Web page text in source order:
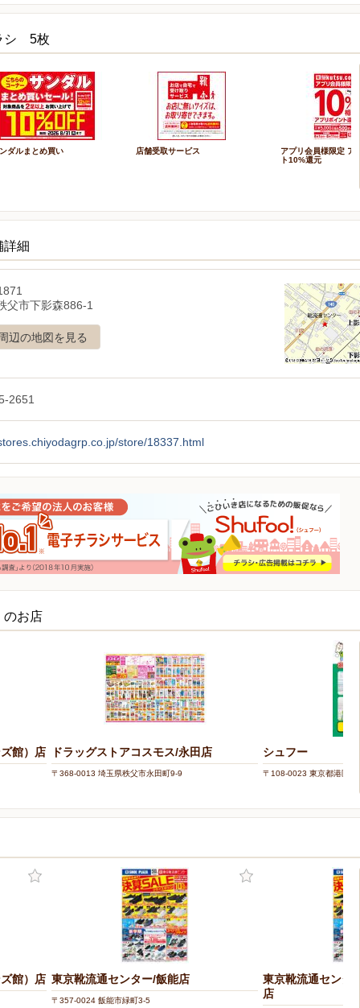
シ 5枚
ダルまとめ買い 店舗受取サービス
アプリ会員様限定 ア
ト10%還元
詳細
父市下影森886-1
辺の地図を見る
2651
store/18337.html
のお店
館）店 ドラッグストアコスモス/永田店
〒368-0013 埼玉県秩父市永田町9-9
シュフー
〒108-0023 東京都港区
館）店 東京靴流通センター/飯能店
〒357-0024 飯能市緑町3-5
東京靴流通センタ
店